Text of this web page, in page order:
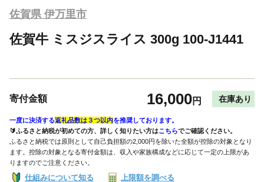
佐賀県 伊万里市
佐賀牛 ミスジスライス 300g 100-J1441
寄付金額 16,000円 在庫あり
一度に決済する返礼品数は３つ以内を推奨しております。
🔰ふるさと納税が初めての方、詳しく知りたい方はこちらでご確認ください。
ふるさと納税では原則として自己負担額の2,000円を除いた全額が控除の対象となり
ます。控除の対象となる寄付金額は、収入や家族構成などに応じて一定の上限があ
りますのでご注意ください。
仕組みについて知る 上限額を調べる